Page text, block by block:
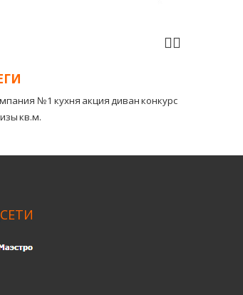
№1 кухня акциядиванконкурс
кв.м.